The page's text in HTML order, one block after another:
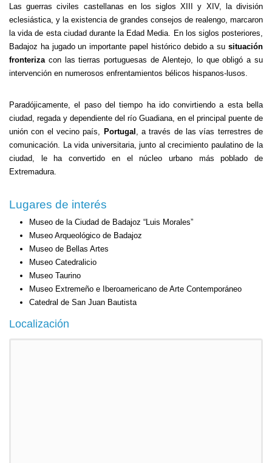
Las guerras civiles castellanas en los siglos XIII y XIV, la división
eclesiástica, y la existencia de grandes consejos de realengo, marcaron
la vida de esta ciudad durante la Edad Media. En los siglos posteriores,
Badajoz ha jugado un importante papel histórico debido a su situación
fronterizacon las tierras portuguesas de Alentejo, lo que obligó a su
intervención en numerosos enfrentamientos bélicos hispanos-lusos.
Paradójicamente, el paso del tiempo ha ido convirtiendo a esta bella
ciudad, regada y dependiente del río Guadiana, en el principal puente de
unión con el vecino país, Portugal , a través de las vías terrestres de
comunicación. La vida universitaria, junto al crecimiento paulatino de la
ciudad, le ha convertido en el núcleo urbano más poblado de
Extremadura.
Lugares de interés
Museo de la Ciudad de Badajoz “Luis Morales”
Museo Arqueológico de Badajoz
Museo de Bellas Artes
Museo Catedralicio
Museo Taurino
Museo Extremeño e Iberoamericano de Arte Contemporáneo
Catedral de San Juan Bautista
Localización